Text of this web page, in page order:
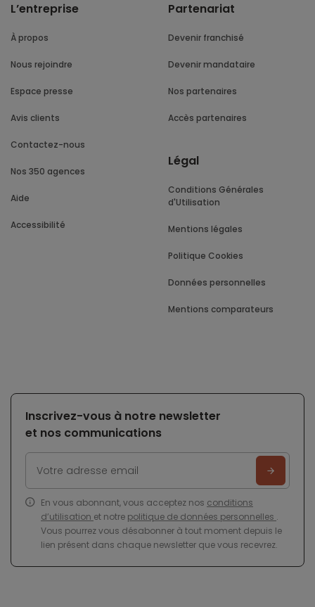
L’entreprise
À propos
Nous rejoindre
Espace presse
Avis clients
Contactez-nous
Nos 350 agences
Aide
Accessibilité
Partenariat
Devenir franchisé
Devenir mandataire
Nos partenaires
Accès partenaires
Légal
Conditions Générales
d'Utilisation
Mentions légales
Politique Cookies
Données personnelles
Mentions comparateurs
Inscrivez-vous à notre newsletter
et nos communications
En vous abonnant, vous acceptez nos conditions
d’utilisation et notre politique de données personnelles .
Vous pourrez vous désabonner à tout moment depuis le
lien présent dans chaque newsletter que vous recevrez.